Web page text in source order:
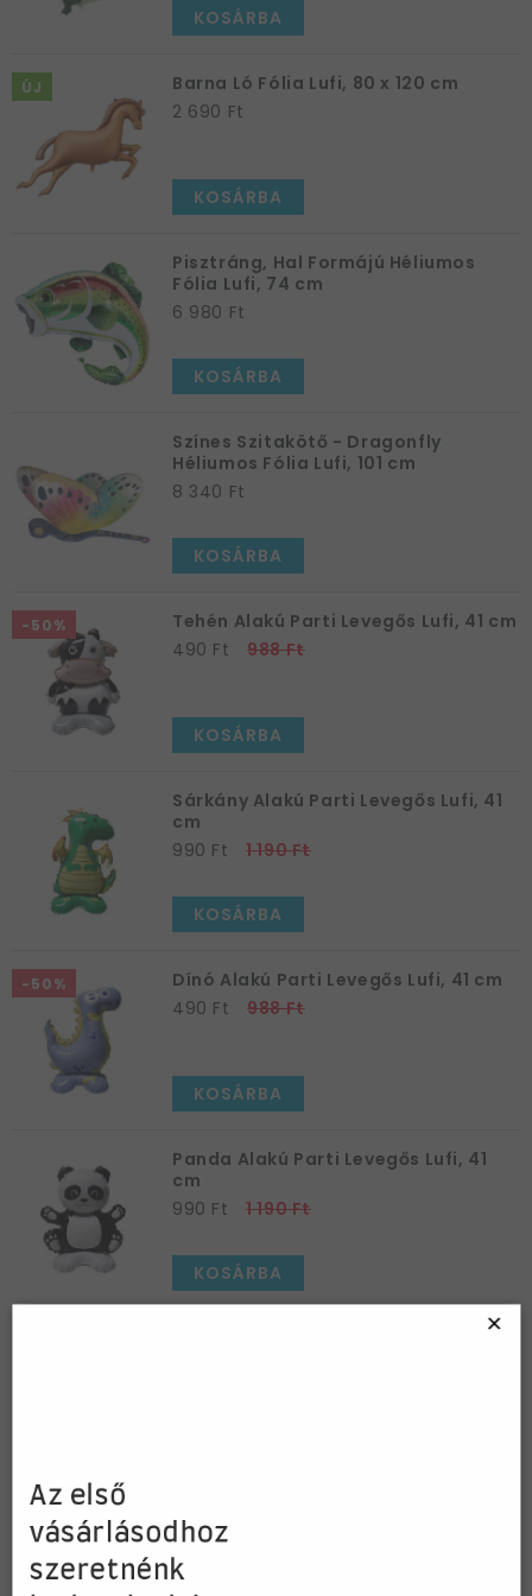
KOSÁRBA
ÚJ
Barna Ló Fólia Lufi, 80 x 120 cm
2 690 Ft
KOSÁRBA
Pisztráng, Hal Formájú Héliumos
Fólia Lufi, 74 cm
6 980 Ft
KOSÁRBA
Színes Szitakötő - Dragonfly
Héliumos Fólia Lufi, 101 cm
8 340 Ft
KOSÁRBA
-50%
Tehén Alakú Parti Levegős Lufi, 41 cm
490 Ft
988 Ft
KOSÁRBA
Sárkány Alakú Parti Levegős Lufi, 41
cm
990 Ft
1 190 Ft
KOSÁRBA
-50%
Dínó Alakú Parti Levegős Lufi, 41 cm
490 Ft
988 Ft
KOSÁRBA
Panda Alakú Parti Levegős Lufi, 41
cm
990 Ft
1 190 Ft
KOSÁRBA
Koala Alakú Parti Levegős Lufi, 41 cm
990 Ft
Az első
vásárlásodhoz
szeretnénk
×